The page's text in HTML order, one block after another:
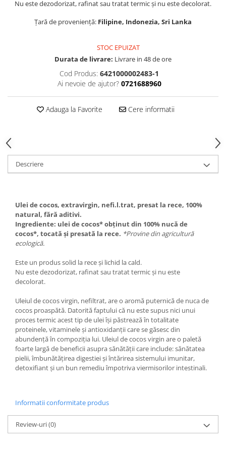
Nu este dezodorizat, rafinat sau tratat termic și nu este decolorat.
Țară de proveniență: Filipine, Indonezia, Sri Lanka
STOC EPUIZAT
Durata de livrare: Livrare in 48 de ore
Cod Produs: 6421000002483-1
Ai nevoie de ajutor? 0721688960
Adauga la Favorite Cere informatii
Descriere
Ulei de cocos, extravirgin, nefi.l.trat, presat la rece, 100%
natural, fără aditivi.
Ingrediente: ulei de cocos* obținut din 100% nucă de
cocos*, tocată și presată la rece. *Provine din agricultură
ecologică.
Este un produs solid la rece și lichid la cald.
Nu este dezodorizat, rafinat sau tratat termic și nu este
decolorat.
Uleiul de cocos virgin, nefiltrat, are o aromă puternică de nuca de
cocos proaspătă. Datorită faptului că nu este supus nici unui
proces termic acest tip de ulei își păstrează în totalitate
proteinele, vitaminele și antioxidanții care se găsesc din
abundență în compoziția lui. Uleiul de cocos virgin are o paletă
foarte largă de beneficii asupra sănătății care include: sănătatea
pielii, îmbunătățirea digestiei și întărirea sistemului imunitar,
detoxifiant și un bun remediu împotriva viermisorilor intestinali.
Informatii conformitate produs
Review-uri(0)